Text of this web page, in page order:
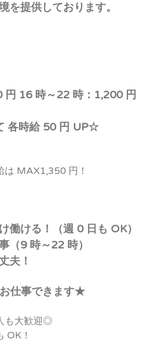
を提供しております。
16 時～22 時：1,200 円
各時給 50 円 UP☆
は MAX1,350 円！
働ける！（週 0 日も OK）
（9 時～22 時）
夫！
仕事できます★
も大歓迎◎
OK！